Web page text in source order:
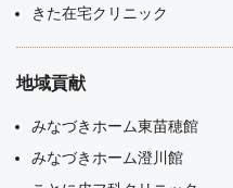
きた在宅クリニック
地域貢献
みなづきホーム東苗穂館
みなづきホーム澄川館